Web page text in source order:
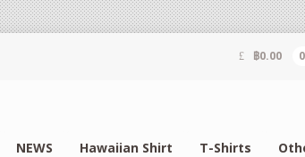
฿0.00
NEWS Hawaiian Shirt T-Shirts